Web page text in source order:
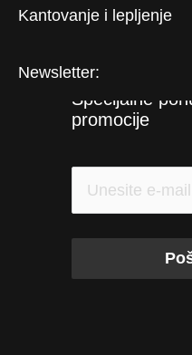
Kantovanje i lepljenje
Newsletter:
Specijalne
promocije